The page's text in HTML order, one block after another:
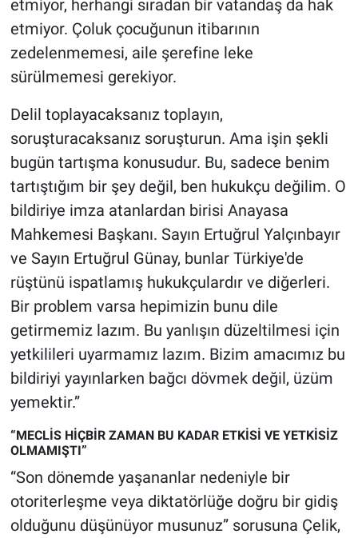
etmiyor, herhangi sıradan bir vatandaş da hak
etmiyor. Çoluk çocuğunun itibarının
zedelenmemesi, aile şerefine leke
sürülmemesi gerekiyor.
Delil toplayacaksanız toplayın,
soruşturacaksanız soruşturun. Ama işin şekli
bugün tartışma konusudur. Bu, sadece benim
tartıştığım bir şey değil, ben hukukçu değilim. O
bildiriye imza atanlardan birisi Anayasa
Mahkemesi Başkanı. Sayın Ertuğrul Yalçınbayır
ve Sayın Ertuğrul Günay, bunlar Türkiye'de
rüştünü ispatlamış hukukçulardır ve diğerleri.
Bir problem varsa hepimizin bunu dile
getirmemiz lazım. Bu yanlışın düzeltilmesi için
yetkilileri uyarmamız lazım. Bizim amacımız bu
bildiriyi yayınlarken bağcı dövmek değil, üzüm
yemektir.”
“MECLİS HİÇBİR ZAMAN BU KADAR ETKİSİ VE YETKİSİZ
OLMAMIŞTI”
“Son dönemde yaşananlar nedeniyle bir
otoriterleşme veya diktatörlüğe doğru bir gidiş
olduğunu düşünüyor musunuz” sorusuna Çelik,